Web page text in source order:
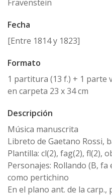
Fravenstein
Fecha
[Entre 1814 y 1823]
Formato
1 partitura (13 f.) + 1 parte
en carpeta 23 x 34 cm
Descripción
Música manuscrita
Libreto de Gaetano Rossi,
Plantilla: cl(2), fag(2), fl(2),
Personajes: Rollando (B, fa
como pertichino
En el plano ant. de la